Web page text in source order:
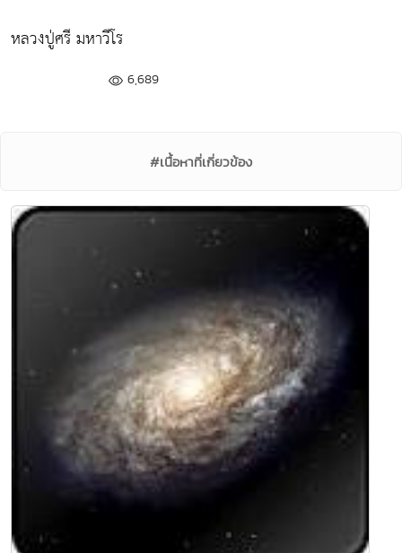
หลวงปู่ศรี มหาวีโร
6,689
#เนื้อหาที่เกี่ยวข้อง